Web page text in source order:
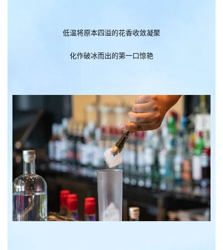
低温将原本四溢的花香收敛凝聚
化作破冰而出的第一口惊艳